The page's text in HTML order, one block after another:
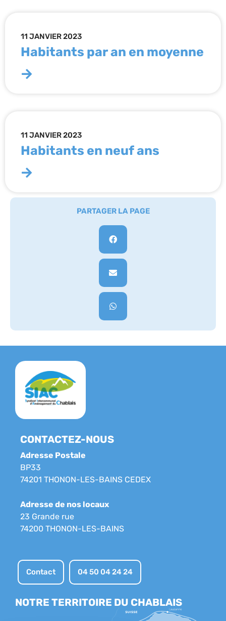
11 JANVIER 2023
Habitants par an en moyenne
11 JANVIER 2023
Habitants en neuf ans
PARTAGER LA PAGE
CONTACTEZ-NOUS
Adresse Postale
BP33
74201 THONON-LES-BAINS CEDEX
Adresse de nos locaux
23 Grande rue
74200 THONON-LES-BAINS
Contact 04 50 04 24 24
NOTRE TERRITOIRE DU CHABLAIS